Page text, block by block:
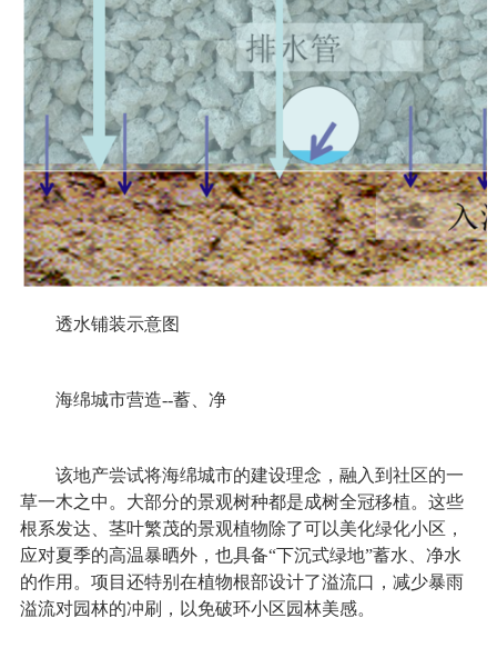
透水铺装示意图
海绵城市营造--蓄、净
该地产尝试将海绵城市的建设理念，融入到社区的一
草一木之中。大部分的景观树种都是成树全冠移植。这些
根系发达、茎叶繁茂的景观植物除了可以美化绿化小区，
应对夏季的高温暴晒外，也具备“下沉式绿地”蓄水、净水
的作用。项目还特别在植物根部设计了溢流口，减少暴雨
溢流对园林的冲刷，以免破环小区园林美感。